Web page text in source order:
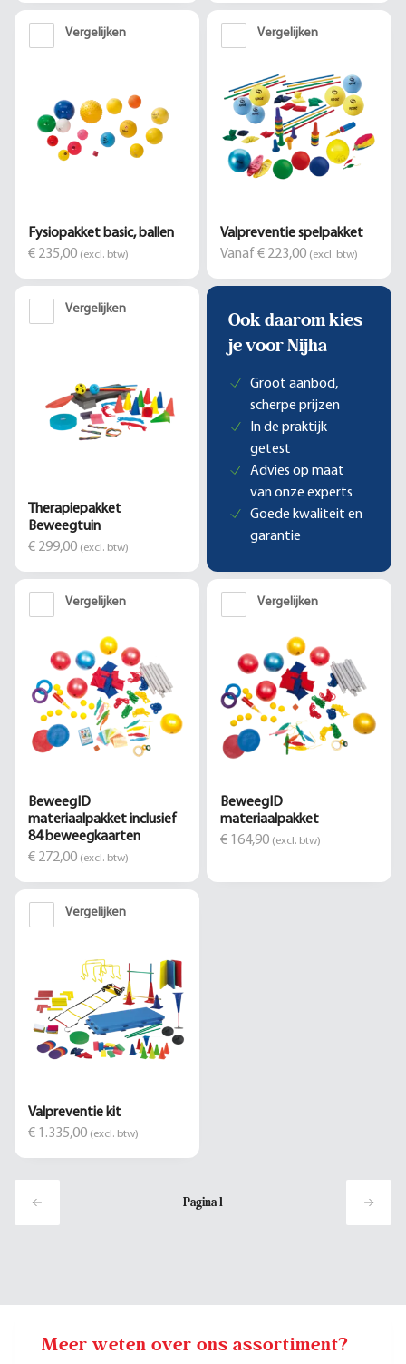
Vergelijken
Fysiopakket basic, ballen
€ 235,00 (excl. btw)
Vergelijken
Valpreventie spelpakket
Vanaf € 223,00 (excl. btw)
Vergelijken
Therapiepakket
Beweegtuin
€ 299,00 (excl. btw)
Ook daarom kies
je voor Nijha
Groot aanbod,
scherpe prijzen
In de praktijk
getest
Advies op maat
van onze experts
Goede kwaliteit en
garantie
Vergelijken
BeweegID
materiaalpakket inclusief
84 beweegkaarten
€ 272,00 (excl. btw)
Vergelijken
BeweegID
materiaalpakket
€ 164,90 (excl. btw)
Vergelijken
Valpreventie kit
€ 1.335,00 (excl. btw)
Pagina1
Meer weten over ons assortiment?